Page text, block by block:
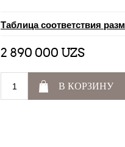
Таблица соответствия
2 890 000 UZS
В КОРЗИНУ